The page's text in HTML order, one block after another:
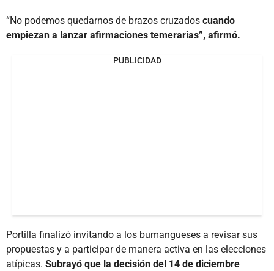
“No podemos quedarnos de brazos cruzados cuando
empiezan a lanzar afirmaciones temerarias”, afirmó.
PUBLICIDAD
Portilla finalizó invitando a los bumangueses a revisar sus
propuestas y a participar de manera activa en las elecciones
atípicas. Subrayó que la decisión del 14 de diciembre